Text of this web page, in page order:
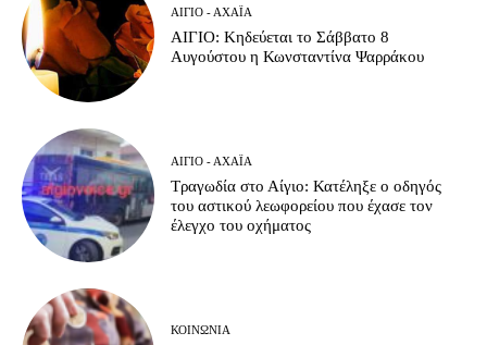
ΑΊΓΙΟ - ΑΧΑΪ́Α
ΑΙΓΙΟ: Κηδεύεται το Σάββατο 8
Αυγούστου η Κωνσταντίνα Ψαρράκου
ΑΊΓΙΟ - ΑΧΑΪ́Α
Τραγωδία στο Αίγιο: Κατέληξε ο οδηγός
του αστικού λεωφορείου που έχασε τον
έλεγχο του οχήματος
ΚΟΙΝΩΝΊΑ